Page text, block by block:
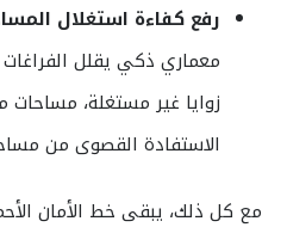
رفع كفاءة استغلال
معماري ذكي يقلل
زوايا غير مستغلة، مساحات
الاستفادة القصوى من
مع كل ذلك، يبقى خط الأمان